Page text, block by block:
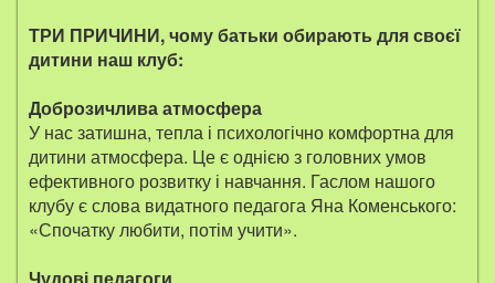
ТРИ ПРИЧИНИ, чому батьки обирають для своєї
дитини наш клуб:
Доброзичлива атмосфера
У нас затишна, тепла і психологічно комфортна для
дитини атмосфера. Це є однією з головних умов
ефективного розвитку і навчання. Гаслом нашого
клубу є слова видатного педагога Яна Коменського:
«Спочатку любити, потім учити».
Чудові педагоги